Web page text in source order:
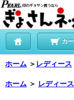
カ
ホーム ＞ レディース
ホーム ＞ レディー